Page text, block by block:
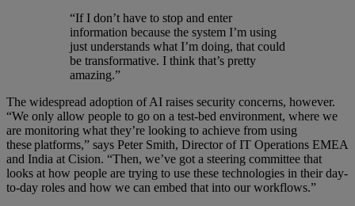
“If I don’t have to stop and enter
information because the system I’m using
just understands what I’m doing, that could
be transformative. I think that’s pretty
amazing.”
The widespread adoption of AI raises security concerns, however.
“We only allow people to go on a test-bed environment, where we
are monitoring what they’re looking to achieve from using
these platforms,” says Peter Smith, Director of IT Operations EMEA
and India at Cision. “Then, we’ve got a steering committee that
looks at how people are trying to use these technologies in their day-
to-day roles and how we can embed that into our workflows.”